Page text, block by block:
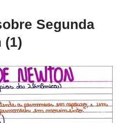
Segunda
(1)